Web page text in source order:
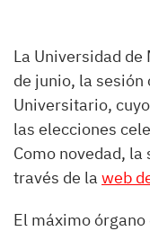
La Universidad
de junio, la
Universitario,
las elecciones
Como novedad,
través de la web
El máximo